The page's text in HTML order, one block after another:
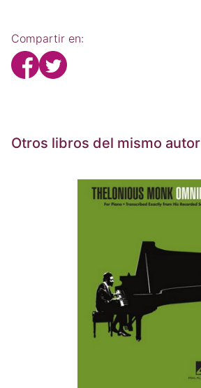
Compartir en:
Otros libros del mismo autor